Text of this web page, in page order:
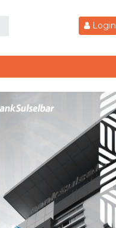
Login